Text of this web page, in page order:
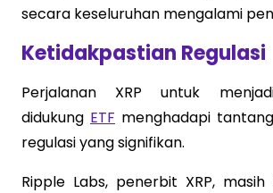
secara keseluruhan mengalami
Ketidakpastian Regulasi
Perjalanan XRP untuk
didukung ETF menghadapi
regulasi yang signifikan.
Ripple Labs, penerbit XRP,